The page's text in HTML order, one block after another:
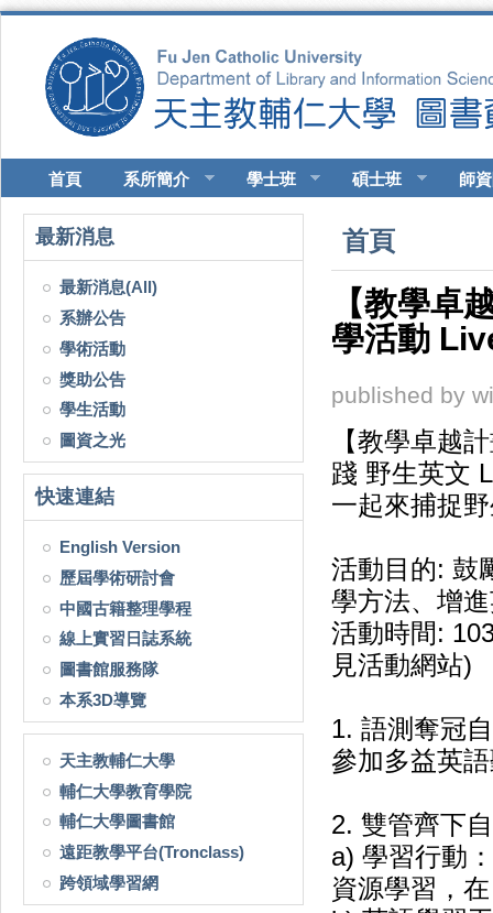
首頁 系所簡介 學士班 碩士班 師
最新消息
最新消息(All)
系辦公告
學術活動
獎助公告
學生活動
圖資之光
快速連結
English Version
歷屆學術研討會
中國古籍整理學程
線上實習日誌系統
圖書館服務隊
本系3D導覽
天主教輔仁大學
輔仁大學教育學院
輔仁大學圖書館
遠距教學平台(Tronclass)
跨領域學習網
您在這裡
首頁
【教學卓
學活動
published by
【教學卓越
踐 野生英文
一起來捕捉
活動目的: 鼓
學方法、增
活動時間:
見活動網站)
1. 語測奪冠
參加多益英
2. 雙管齊下
a) 學習行動
資源學習，